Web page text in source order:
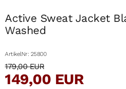
Active Sweat Jacket
Washed
ArtikelNr: 25800
179,00 EUR
149,00 EUR